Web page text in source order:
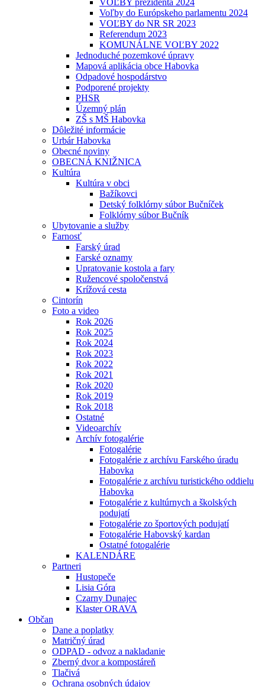
VOĽBY prezidenta 2024
Voľby do Európskeho parlamentu 2024
VOĽBY do NR SR 2023
Referendum 2023
KOMUNÁLNE VOĽBY 2022
Jednoduché pozemkové úpravy
Mapová aplikácia obce Habovka
Odpadové hospodárstvo
Podporené projekty
PHSR
Územný plán
ZŠ s MŠ Habovka
Dôležité informácie
Urbár Habovka
Obecné noviny
OBECNÁ KNIŽNICA
Kultúra
Kultúra v obci
Bažíkovci
Detský folklórny súbor Bučníček
Folklórny súbor Bučník
Ubytovanie a služby
Farnosť
Farský úrad
Farské oznamy
Upratovanie kostola a fary
Ružencové spoločenstvá
Krížová cesta
Cintorín
Foto a video
Rok 2026
Rok 2025
Rok 2024
Rok 2023
Rok 2022
Rok 2021
Rok 2020
Rok 2019
Rok 2018
Ostatné
Videoarchív
Archív fotogalérie
Fotogalérie
Fotogalérie z archívu Farského úradu
Habovka
Fotogalérie z archívu turistického oddielu
Habovka
Fotogalérie z kultúrnych a školských
podujatí
Fotogalérie zo športových podujatí
Fotogalérie Habovský kardan
Ostatné fotogalérie
KALENDÁRE
Partneri
Hustopeče
Lisia Góra
Czarny Dunajec
Klaster ORAVA
Občan
Dane a poplatky
Matričný úrad
ODPAD - odvoz a nakladanie
Zberný dvor a kompostáreň
Tlačivá
Ochrana osobných údajov